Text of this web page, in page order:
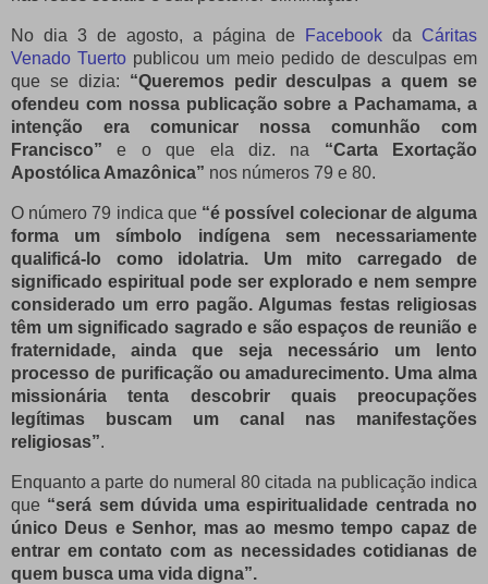
No dia 3 de agosto, a página de Facebook da Cáritas
Venado Tuerto publicou um meio pedido de desculpas em
que se dizia: “Queremos pedir desculpas a quem se
ofendeu com nossa publicação sobre a Pachamama, a
intenção era comunicar nossa comunhão com
Francisco” e o que ela diz. na “Carta Exortação
Apostólica Amazônica” nos números 79 e 80.
O número 79 indica que “é possível colecionar de alguma
forma um símbolo indígena sem necessariamente
qualificá-lo como idolatria. Um mito carregado de
significado espiritual pode ser explorado e nem sempre
considerado um erro pagão. Algumas festas religiosas
têm um significado sagrado e são espaços de reunião e
fraternidade, ainda que seja necessário um lento
processo de purificação ou amadurecimento. Uma alma
missionária tenta descobrir quais preocupações
legítimas buscam um canal nas manifestações
religiosas”.
Enquanto a parte do numeral 80 citada na publicação indica
que “será sem dúvida uma espiritualidade centrada no
único Deus e Senhor, mas ao mesmo tempo capaz de
entrar em contato com as necessidades cotidianas de
quem busca uma vida digna”.